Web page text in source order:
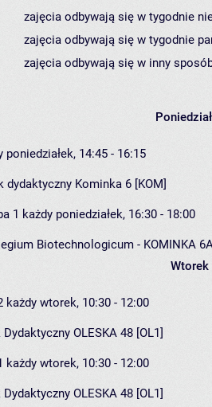
zajęcia odbywają się w tygodnie
zajęcia odbywają się w tygodnie
zajęcia odbywają się w inny
poniedziałek, 14:45 - 16:15
dydaktyczny Kominka 6 [KOM]
1 każdy poniedziałek, 16:30 - 18:00
Biotechnologicum - KOMINKA
Wtorek
każdy wtorek, 10:30 - 12:00
Dydaktyczny OLESKA 48 [OL1]
każdy wtorek, 10:30 - 12:00
Dydaktyczny OLESKA 48 [OL1]